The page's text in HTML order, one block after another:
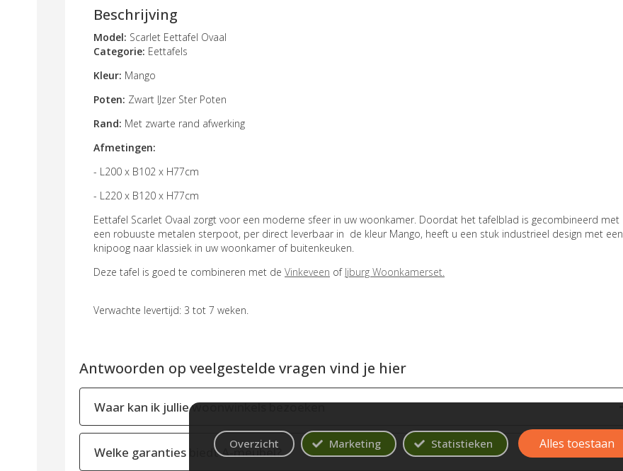
Beschrijving
Model: Scarlet Eettafel Ovaal
Categorie: Eettafels
Kleur: Mango
Poten: Zwart IJzer Ster Poten
Rand: Met zwarte rand afwerking
Afmetingen:
- L200 x B102 x H77cm
- L220 x B120 x H77cm
Eettafel Scarlet Ovaal zorgt voor een moderne sfeer in uw woonkamer. Doordat het tafelblad is gecombineerd met
een robuuste metalen sterpoot, per direct leverbaar in de kleur Mango, heeft u een stuk industrieel design met een
knipoog naar klassiek in uw woonkamer of buitenkeuken.
Deze tafel is goed te combineren met de Vinkeveen of Ijburg Woonkamerset.
Verwachte levertijd: 3 tot 7 weken.
Antwoorden op veelgestelde vragen vind je hier
Waar kan ik jullie woonwinkels bezoeken
Welke garanties biedt A-meubel?
Overzicht Marketing Statistieken Alles toestaan